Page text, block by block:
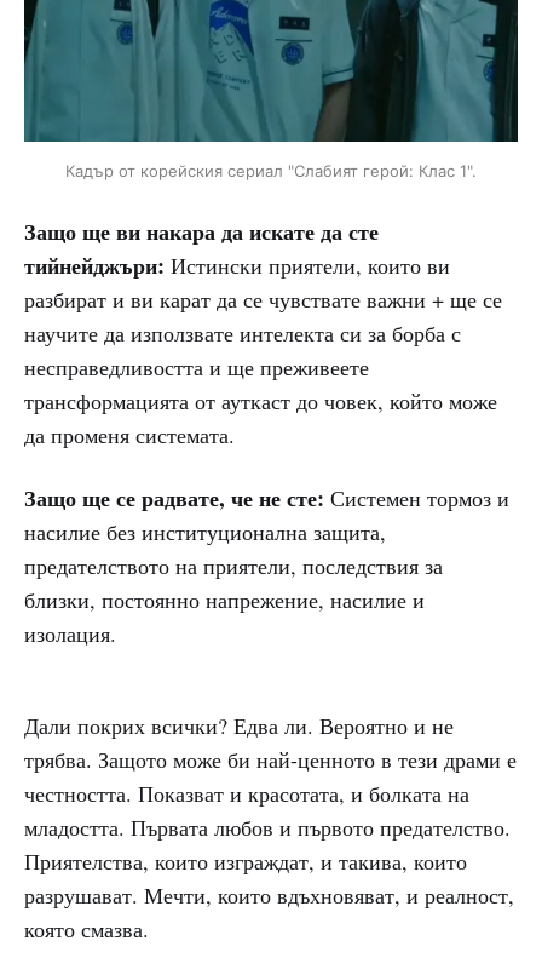
Кадър от корейския сериал "Слабият герой: Клас 1".
Защо ще ви накара да искате да сте
тийнейджъри: Истински приятели, които ви
разбират и ви карат да се чувствате важни + ще се
научите да използвате интелекта си за борба с
несправедливостта и ще преживеете
трансформацията от ауткаст до човек, който може
да променя системата.
Защо ще се радвате, че не сте: Системен тормоз и
насилие без институционална защита,
предателството на приятели, последствия за
близки, постоянно напрежение, насилие и
изолация.
Дали покрих всички? Едва ли. Вероятно и не
трябва. Защото може би най-ценното в тези драми е
честността. Показват и красотата, и болката на
младостта. Първата любов и първото предателство.
Приятелства, които изграждат, и такива, които
разрушават. Мечти, които вдъхновяват, и реалност,
която смазва.